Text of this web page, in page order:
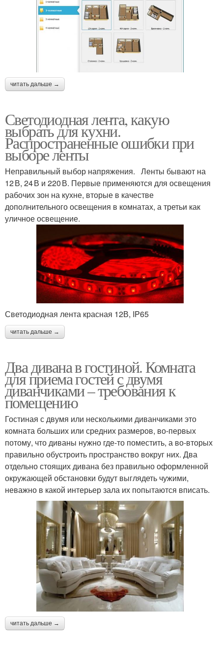
читать дальше →
Светодиодная лента, какую
выбрать для кухни.
Распространенные ошибки при
выборе ленты
Неправильный выбор напряжения. Ленты бывают на
12 В, 24 В и 220 В. Первые применяются для освещения
рабочих зон на кухне, вторые в качестве
дополнительного освещения в комнатах, а третьи как
уличное освещение.
Светодиодная лента красная 12В, IP65
читать дальше →
Два дивана в гостиной. Комната
для приема гостей с двумя
диванчиками – требования к
помещению
Гостиная с двумя или несколькими диванчиками это
комната больших или средних размеров, во-первых
потому, что диваны нужно где-то поместить, а во-вторых
правильно обустроить пространство вокруг них. Два
отдельно стоящих дивана без правильно оформленной
окружающей обстановки будут выглядеть чужими,
неважно в какой интерьер зала их попытаются вписать.
читать дальше →